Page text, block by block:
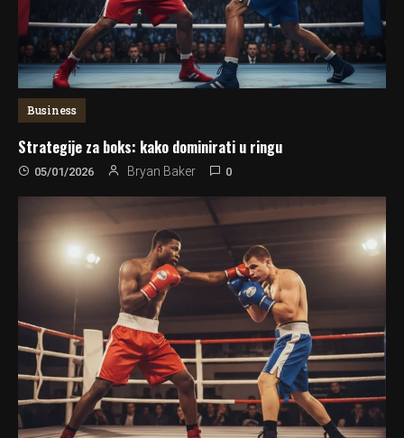
Business
Strategije za boks: kako dominirati u ringu
05/01/2026 Bryan Baker 0